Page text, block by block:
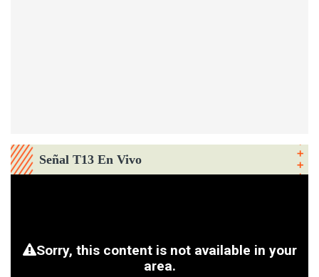
Señal T13 En Vivo